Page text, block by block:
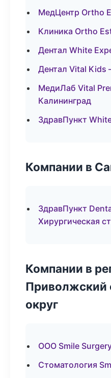
МедЦентр Ortho
Клиника Ortho
Дентал White
Дентал Vital Kids
МедиЛаб Vital
Калининград
ЗдравПункт
Компании в
ЗдравПункт
Хирургическая
Компании в
Приволжский
округ
ООО Smile
Стоматология